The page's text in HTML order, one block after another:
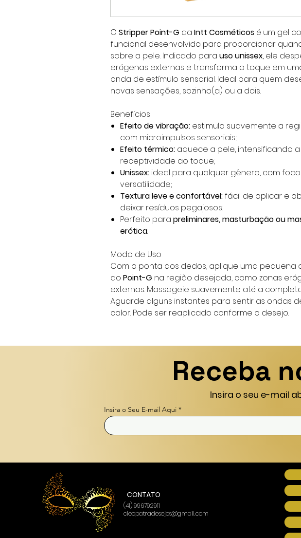
O Stripper Point-G da Intt Cosméticos é um gel
funcional desenvolvido para proporcionar
sobre a pele. Indicado para uso unissex, ele
erógenas externas e transforma o toque em
onda de estímulo sensorial. Ideal para quem
novas sensações, sozinho(a) ou a dois.
Benefícios
Efeito de vibração: estimula suavemente a
com microimpulsos sensoriais;
Efeito térmico: aquece a pele, intensificando a
receptividade ao toque;
Unissex: ideal para qualquer gênero, com
versatilidade;
Textura leve e confortável:fácil de aplicar e
deixar resíduos pegajosos;
Perfeito para preliminares, masturbação ou
erótica.
Modo de Uso
Com a ponta dos dedos, aplique uma pequena
do Point-G na região desejada, como zonas
externas. Massageie suavemente até a
Aguarde alguns instantes para sentir as ondas
calor. Pode ser reaplicado conforme o desejo.
Receba
Insira o seu e-mail
Insira o Seu E-mail Aqui
CONTATO
(41) 996792911
cleopatradesejos@gmail.com